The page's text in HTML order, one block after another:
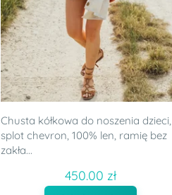
Chusta kółkowa do noszenia dzieci,
splot chevron, 100% len, ramię bez
zakła...
450.00 zł